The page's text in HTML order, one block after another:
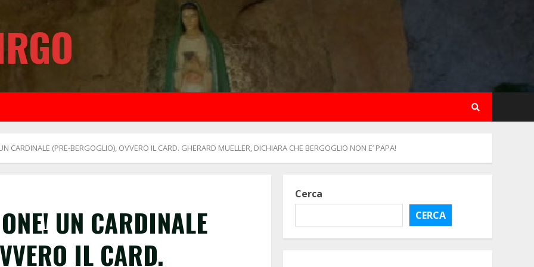
CARDINALE (PRE-BERGOGLIO), OVVERO IL CARD. GHERARD MUELLER, DICHIARA CHE BERGOGLIO NON E’ PAPA!
UN CARDINALE
IL CARD.
Cerca
CERCA